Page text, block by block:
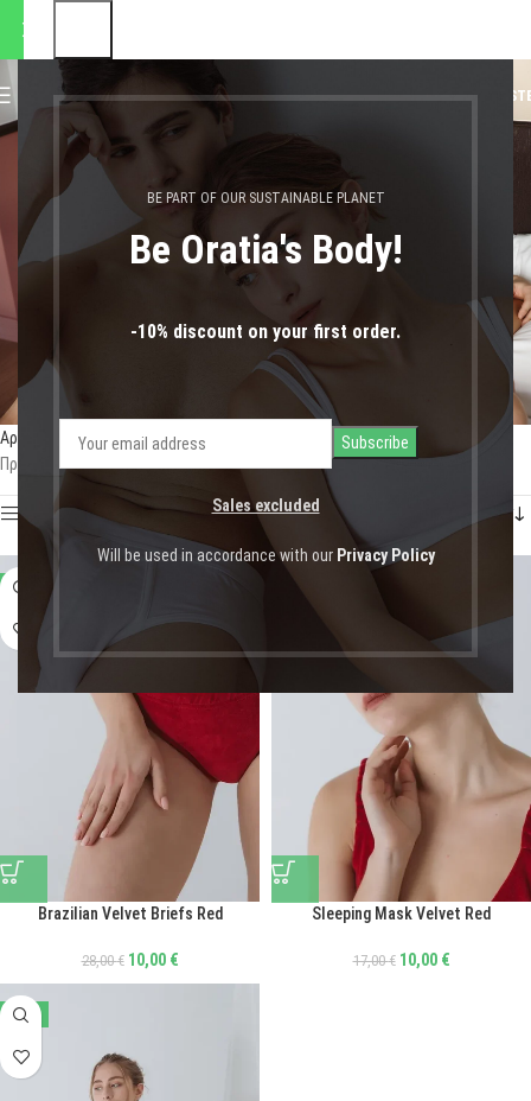
BE PART OF OUR SUSTAINABLE PLANET
Be Oratia's Body!
-10% discount on your first order.
Sales excluded
Will be used in accordance with our Privacy Policy
MENU 0,00€ LOGIN /
αγιου βαλεντινου
Αρχική σελίδα Shop Προϊόντα με ετικέτα “αγιου βαλεντινου”
Προβάλλονται όλα - 3 αποτελέσματα
Show sidebar
-64%
Brazilian Velvet Briefs Red
28,00€ 10,00 €
-41%
Sleeping Mask Velvet Red
17,00€ 10,00 €
-67%
θα